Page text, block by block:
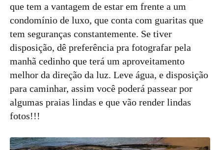
que tem a vantagem de estar em frente a um
condomínio de luxo, que conta com guaritas que
tem seguranças constantemente. Se tiver
disposição, dê preferência pra fotografar pela
manhã cedinho que terá um aproveitamento
melhor da direção da luz. Leve água, e disposição
para caminhar, assim você poderá passear por
algumas praias lindas e que vão render lindas
fotos!!!